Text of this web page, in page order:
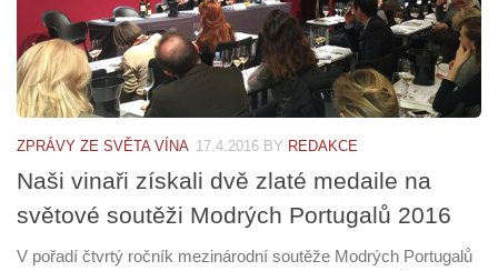
ZPRÁVY ZE SVĚTA VÍNA 17.4.2016 BY REDAKCE
Naši vinaři získali dvě zlaté medaile na
světové soutěži Modrých Portugalů 2016
V pořadí čtvrtý ročník mezinárodní soutěže Modrých Portugalů